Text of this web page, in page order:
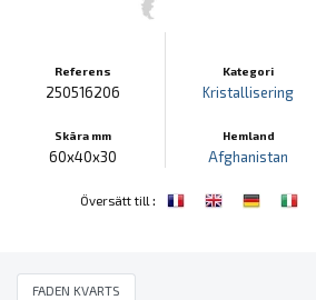
Referens
250516206
Skära mm
60x40x30
Kategori
Kristallisering
Hemland
Afghanistan
Översätt till :
FADEN KVARTS